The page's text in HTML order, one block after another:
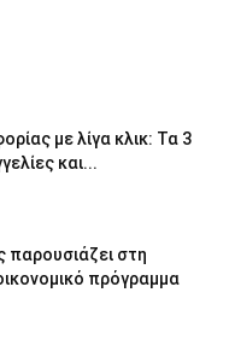
με λίγα κλικ: Τα 3
και...
παρουσιάζει στη
πρόγραμμα